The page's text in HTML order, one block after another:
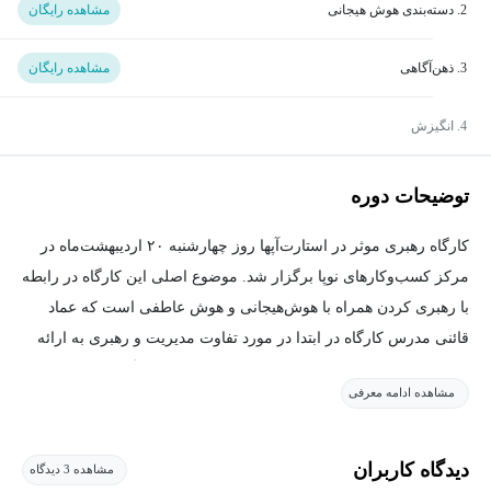
مشاهده رایگان
مشاهده رایگان
توضیحات دوره
کارگاه رهبری موثر در استارت‌آپ‎ها روز چهارشنبه ۲۰ اردیبهشت‌ماه در
مرکز کسب‌وکارهای نوپا برگزار ‌شد. موضوع اصلی این کارگاه در رابطه
با رهبری کردن همراه با هوش‌هیجانی ‌‌و هوش عاطفی است که عماد
قائنی مدرس کارگاه در ابتدا در مورد تفاوت مدیریت و رهبری به ارائه
توضیحاتی ارائه داد.
یک دوره دو روزه است که توسط شرکت گوگل طراحی شده است که
مشاهده ادامه معرفی
دیدگاه کاربران مشاهده 3 دیدگاه